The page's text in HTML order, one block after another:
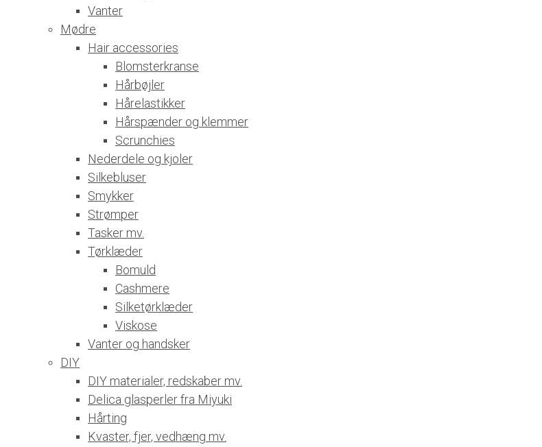
Vanter
Mødre
Hair accessories
Blomsterkranse
Hårbøjler
Hårelastikker
Hårspænder og klemmer
Scrunchies
Nederdele og kjoler
Silkebluser
Smykker
Strømper
Tasker mv.
Tørklæder
Bomuld
Cashmere
Silketørklæder
Viskose
Vanter og handsker
DIY
DIY materialer, redskaber mv.
Delica glasperler fra Miyuki
Hårting
Kvaster, fjer, vedhæng mv.